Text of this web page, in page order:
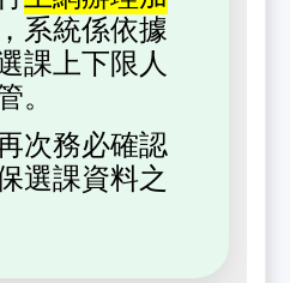
，系統係依據
課上下限人
。
次務必確認
選課資料之